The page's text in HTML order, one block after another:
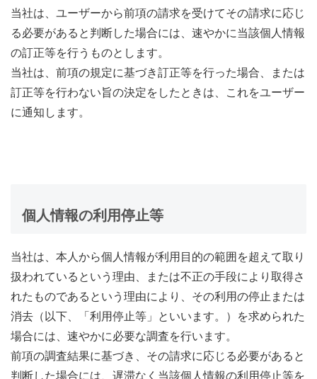
当社は、ユーザーから前項の請求を受けてその請求に応じ
る必要があると判断した場合には、速やかに当該個人情報
の訂正等を行うものとします。
当社は、前項の規定に基づき訂正等を行った場合、または
訂正等を行わない旨の決定をしたときは、これをユーザー
に通知します。
個人情報の利用停止等
当社は、本人から個人情報が利用目的の範囲を超えて取り
扱われているという理由、または不正の手段により取得さ
れたものであるという理由により、その利用の停止または
消去（以下、「利用停止等」といいます。）を求められた
場合には、速やかに必要な調査を行います。
前項の調査結果に基づき、その請求に応じる必要があると
判断した場合には、遅滞なく当該個人情報の利用停止等を